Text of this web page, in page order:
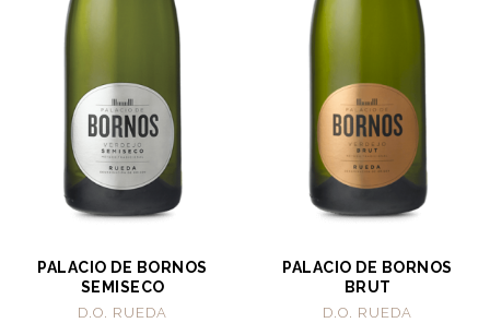
PALACIO DE BORNOS
SEMISECO
D.O. RUEDA
PALACIO DE BORNOS
BRUT
D.O. RUEDA